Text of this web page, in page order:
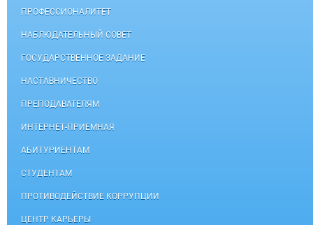
ПРОФЕССИОНАЛИТЕТ
НАБЛЮДАТЕЛЬНЫЙ СОВЕТ
ГОСУДАРСТВЕННОЕ ЗАДАНИЕ
НАСТАВНИЧЕСТВО
ПРЕПОДАВАТЕЛЯМ
ИНТЕРНЕТ-ПРИЕМНАЯ
АБИТУРИЕНТАМ
СТУДЕНТАМ
ПРОТИВОДЕЙСТВИЕ КОРРУПЦИИ
ЦЕНТР КАРЬЕРЫ